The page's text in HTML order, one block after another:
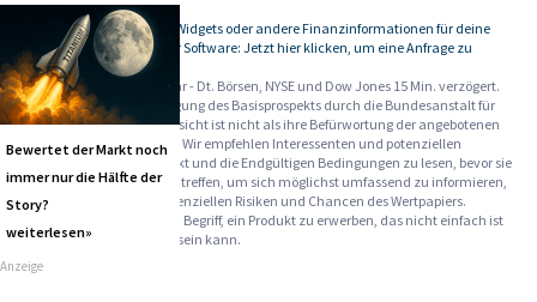
-
Kursdaten, Widgets oder andere Finanzinformationen für deine
Website oder Software: Jetzt hier klicken, um eine Anfrage zu
stellen.
Alle Angaben ohne Gewähr - Dt. Börsen, NYSE und Dow Jones 15 Min. verzögert.
Werbehinweise:
Die Billigung des Basisprospekts durch die Bundesanstalt für
Finanzdienstleistungsaufsicht ist nicht als ihre Befürwortung der angebotenen
Wertpapiere zu verstehen. Wir empfehlen Interessenten und potenziellen
Anlegern den Basisprospekt und die Endgültigen Bedingungen zu lesen, bevor sie
eine Anlageentscheidung treffen, um sich möglichst umfassend zu informieren,
insbesondere über die potenziellen Risiken und Chancen des Wertpapiers.
Warnhinweise: Sie sind im Begriff, ein Produkt zu erwerben, das nicht einfach ist
und schwer zu verstehen sein kann.
Bewertet der Markt noch
immer nur die Hälfte der
Story?
weiterlesen»
Anzeige